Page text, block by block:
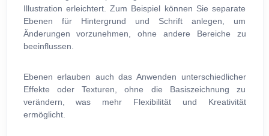
Illustration erleichtert. Zum Beispiel können Sie separate
Ebenen für Hintergrund und Schrift anlegen, um
Änderungen vorzunehmen, ohne andere Bereiche zu
beeinflussen.
Ebenen erlauben auch das Anwenden unterschiedlicher
Effekte oder Texturen, ohne die Basiszeichnung zu
verändern, was mehr Flexibilität und Kreativität
ermöglicht.